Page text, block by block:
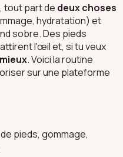
tout part de deux choses
hydratation) et
sobre. Des pieds
l'œil et, si tu veux
. Voici la routine
sur une plateforme
pieds, gommage,